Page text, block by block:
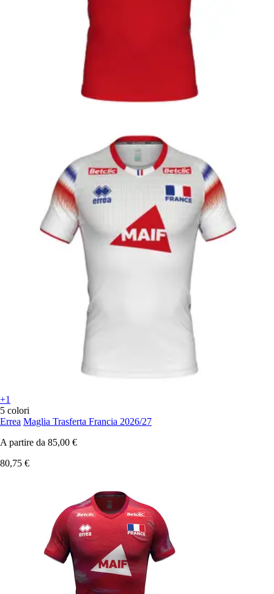
+1
5 colori
Errea Maglia Trasferta Francia 2026/27
A partire da 85,00 €
80,75 €